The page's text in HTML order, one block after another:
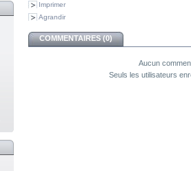
Imprimer
Agrandir
COMMENTAIRES (0)
Aucun
Seuls les utilisateurs